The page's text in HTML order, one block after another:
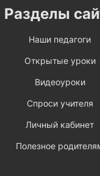
Разделы
Наши педагоги
Открытые уроки
Видеоуроки
Спроси учителя
Личный кабинет
Полезное